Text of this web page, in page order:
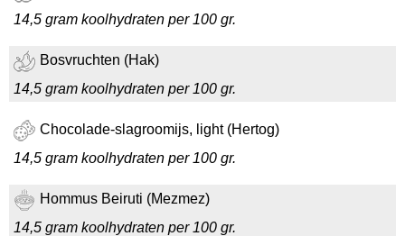
14,5 gram koolhydraten per 100 gr.
Bosvruchten (Hak)
14,5 gram koolhydraten per 100 gr.
Chocolade-slagroomijs, light (Hertog)
14,5 gram koolhydraten per 100 gr.
Hommus Beiruti (Mezmez)
14,5 gram koolhydraten per 100 gr.